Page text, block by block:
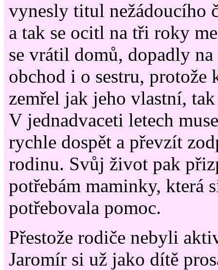
vynesly titul nežádoucího
a tak se ocitl na tři roky
se vrátil domů, dopadly
obchod i o sestru, protože
zemřel jak jeho vlastní,
V jednadvaceti letech
rychle dospět a převzít
rodinu. Svůj život pak
potřebám maminky, která
potřebovala pomoc.
Přestože rodiče nebyli
Jaromír si už jako dítě